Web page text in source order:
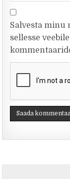
Salvesta minu
sellesse